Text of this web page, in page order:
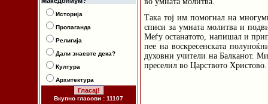
Историја
Пропаганда
Религија
Дали знаевте дека?
Култура
Архитектура
Вкупно гласови : 11107
Така тој им помогнал на
списи за умната молитва и
Меѓу останатото, напишал и
пее на воскресенската
духовни учители на Балканот.
преселил во Царството Христово.